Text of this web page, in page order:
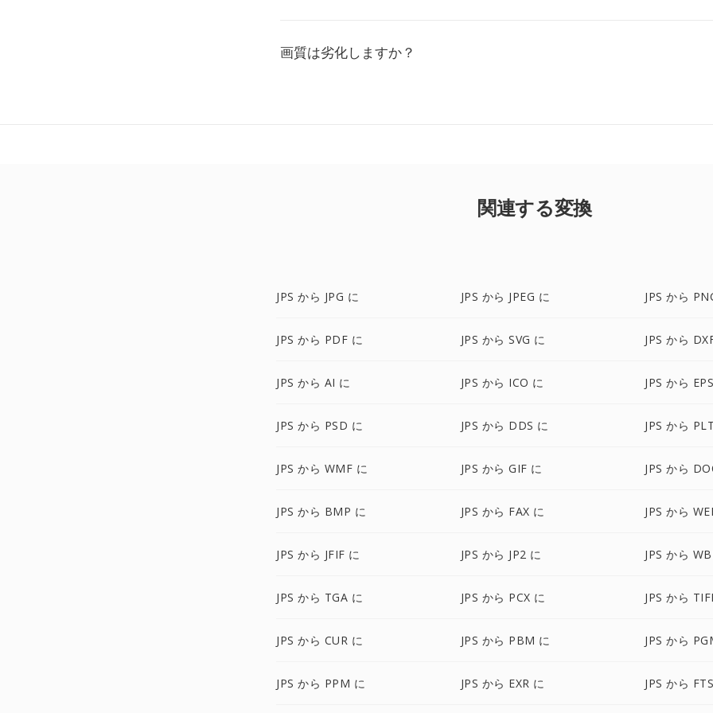
画質は劣化しますか？
関連する変換
JPS から JPG に JPS から JPEG に JPS から
JPS から PDF に JPS から SVG に JPS から
JPS から AI に JPS から ICO に JPS から
JPS から PSD に JPS から DDS に JPS から
JPS から WMF に JPS から GIF に JPS から
JPS から BMP に JPS から FAX に JPS から
JPS から JFIF に JPS から JP2 に JPS から
JPS から TGA に JPS から PCX に JPS から
JPS から CUR に JPS から PBM に JPS から
JPS から PPM に JPS から EXR に JPS から